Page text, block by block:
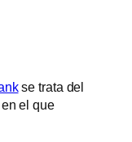
se trata del
en el que